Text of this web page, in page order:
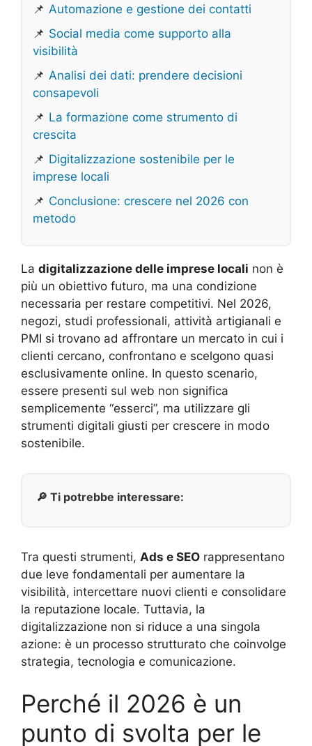
📌 Automazione e gestione dei contatti
📌 Social media come supporto alla
visibilità
📌 Analisi dei dati: prendere decisioni
consapevoli
📌 La formazione come strumento di
crescita
📌 Digitalizzazione sostenibile per le
imprese locali
📌 Conclusione: crescere nel 2026 con
metodo
La digitalizzazione delle imprese locali non è
più un obiettivo futuro, ma una condizione
necessaria per restare competitivi. Nel 2026,
negozi, studi professionali, attività artigianali e
PMI si trovano ad affrontare un mercato in cui i
clienti cercano, confrontano e scelgono quasi
esclusivamente online. In questo scenario,
essere presenti sul web non significa
semplicemente “esserci”, ma utilizzare gli
strumenti digitali giusti per crescere in modo
sostenibile.
🔎 Ti potrebbe interessare:
Tra questi strumenti, Ads e SEO rappresentano
due leve fondamentali per aumentare la
visibilità, intercettare nuovi clienti e consolidare
la reputazione locale. Tuttavia, la
digitalizzazione non si riduce a una singola
azione: è un processo strutturato che coinvolge
strategia, tecnologia e comunicazione.
Perché il 2026 è un
punto di svolta per le